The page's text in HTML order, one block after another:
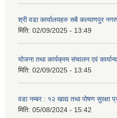
श्री वडा कार्यालयहरु सबै कल्याणपुर
मिति: 02/09/2025 - 13:49
योजना तथा कार्यक्रम संचालन एवं
मिति: 02/09/2025 - 13:45
वडा नम्बर : १२ खाद्य तथा पोषण सुरक्षा
मिति: 05/08/2024 - 15:42